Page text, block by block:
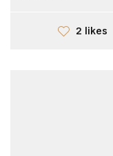
2 likes